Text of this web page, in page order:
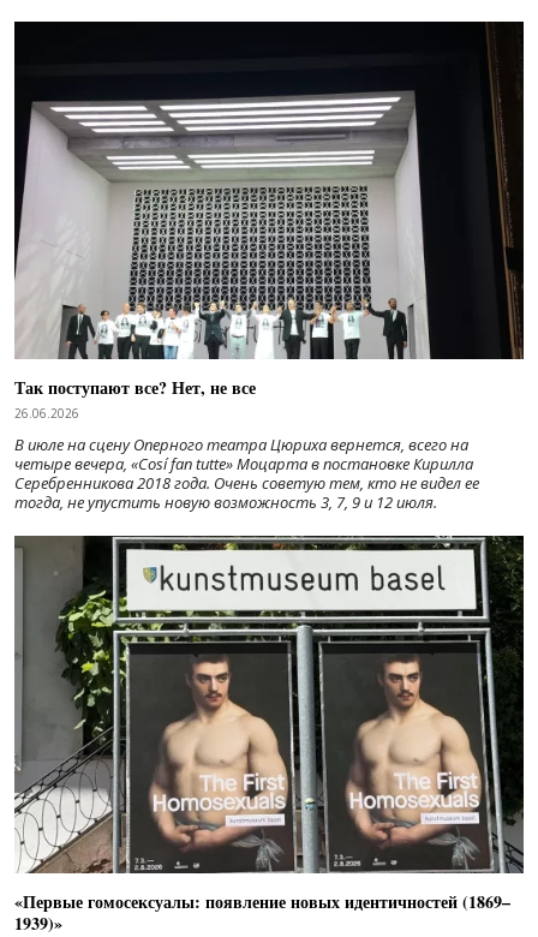
Так поступают все? Нет, не все
26.06.2026
В июле на сцену Оперного театра Цюриха вернется, всего на
четыре вечера, «Cosí fan tutte» Моцарта в постановке Кирилла
Серебренникова 2018 года. Очень советую тем, кто не видел ее
тогда, не упустить новую возможность 3, 7, 9 и 12 июля.
«Первые гомосексуалы: появление новых идентичностей (1869–
1939)»